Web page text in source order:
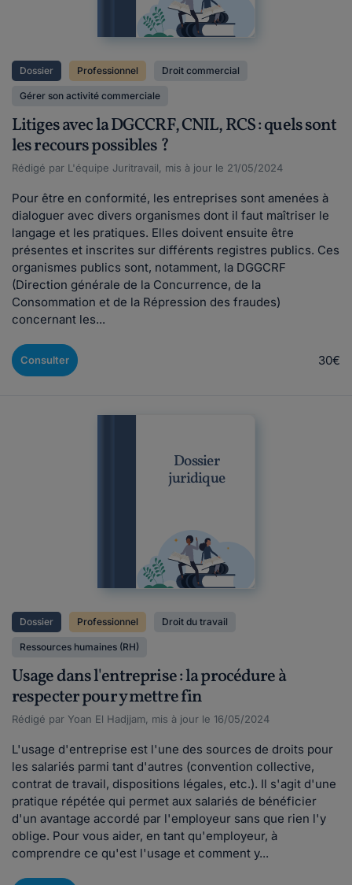
Dossier Professionnel Droit commercial
Gérer son activité commerciale
Litiges avec la DGCCRF, CNIL, RCS : quels sont
les recours possibles ?
Rédigé par L'équipe Juritravail, mis à jour le 21/05/2024
Pour être en conformité, les entreprises sont amenées à
dialoguer avec divers organismes dont il faut maîtriser le
langage et les pratiques. Elles doivent ensuite être
présentes et inscrites sur différents registres publics. Ces
organismes publics sont, notamment, la DGGCRF
(Direction générale de la Concurrence, de la
Consommation et de la Répression des fraudes)
concernant les...
Consulter 30€
Dossier
juridique
Dossier Professionnel Droit du travail
Ressources humaines (RH)
Usage dans l'entreprise : la procédure à
respecter pour y mettre fin
Rédigé par Yoan El Hadjjam, mis à jour le 16/05/2024
L'usage d'entreprise est l'une des sources de droits pour
les salariés parmi tant d'autres (convention collective,
contrat de travail, dispositions légales, etc.). Il s'agit d'une
pratique répétée qui permet aux salariés de bénéficier
d'un avantage accordé par l'employeur sans que rien l'y
oblige. Pour vous aider, en tant qu'employeur, à
comprendre ce qu'est l'usage et comment y...